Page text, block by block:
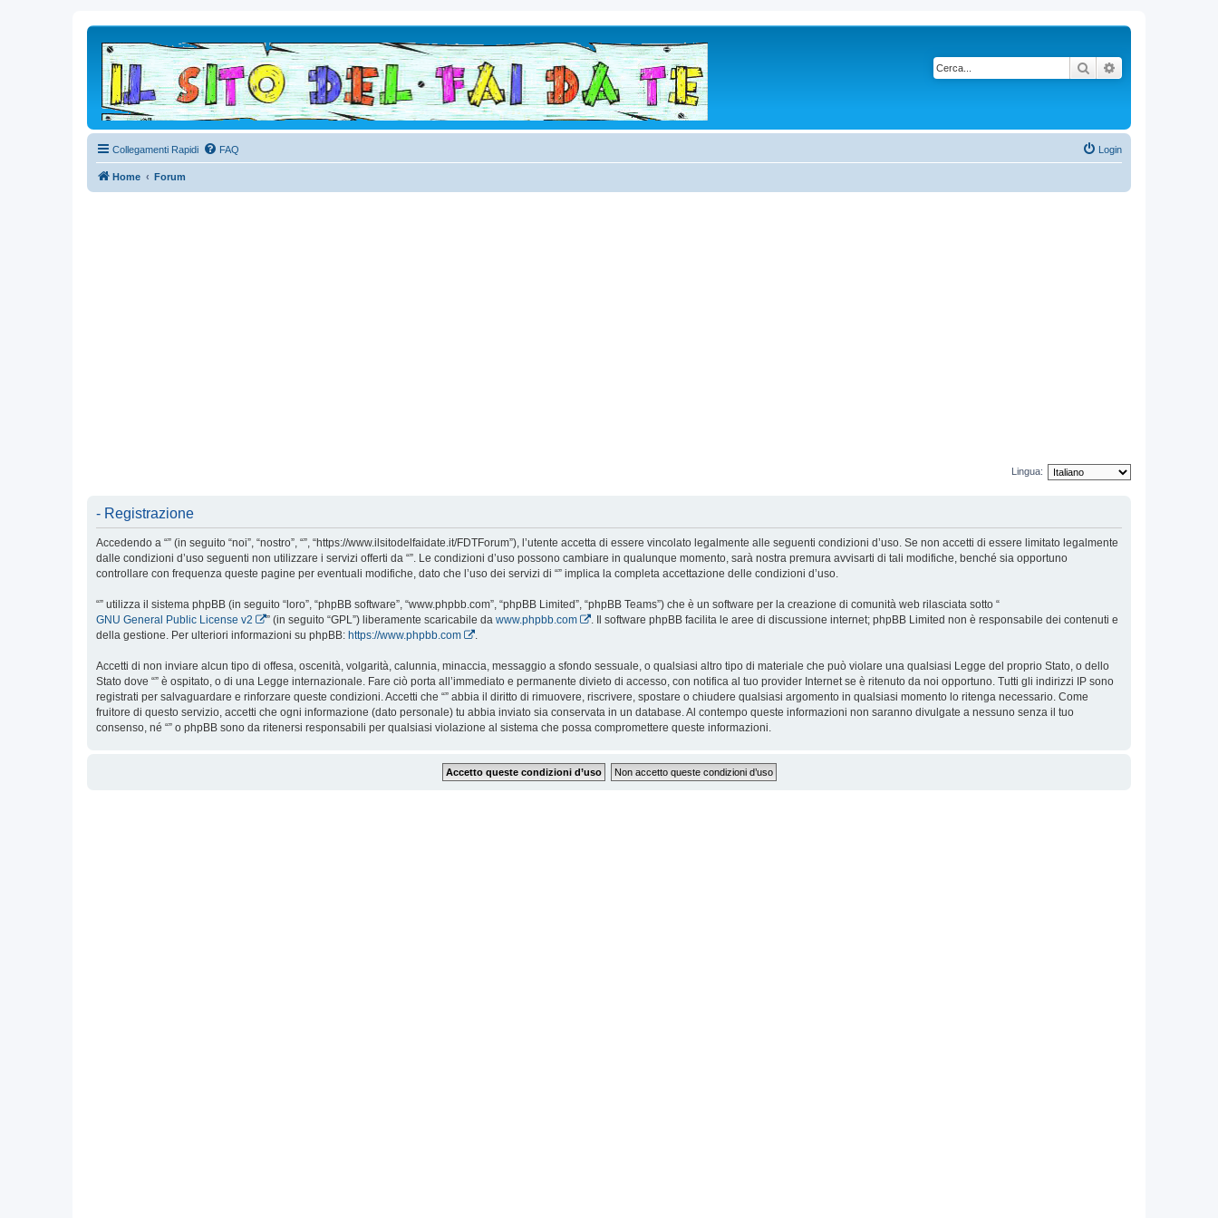
Cerca
Collegamenti Rapidi FAQ Login
Home Forum
Lingua:
- Registrazione
Accedendo a “” (in seguito “noi”, “nostro”, “”, “https://www.ilsitodelfaidate.it/FDTForum”), l’utente accetta di essere vincolato legalmente alle seguenti condizioni d’uso. Se non accetti di essere limitato legalmente
dalle condizioni d’uso seguenti non utilizzare i servizi offerti da “”. Le condizioni d’uso possono cambiare in qualunque momento, sarà nostra premura avvisarti di tali modifiche, benché sia opportuno
controllare con frequenza queste pagine per eventuali modifiche, dato che l’uso dei servizi di “” implica la completa accettazione delle condizioni d’uso.
“” utilizza il sistema phpBB (in seguito “loro”, “phpBB software”, “www.phpbb.com”, “phpBB Limited”, “phpBB Teams”) che è un software per la creazione di comunità web rilasciata sotto “
GNU General Public License v2
” (in seguito “GPL”) liberamente scaricabile da www.phpbb.com
. Il software phpBB facilita le aree di discussione internet; phpBB Limited non è responsabile dei contenuti e
della gestione. Per ulteriori informazioni su phpBB: https://www.phpbb.com .
Accetti di non inviare alcun tipo di offesa, oscenità, volgarità, calunnia, minaccia, messaggio a sfondo sessuale, o qualsiasi altro tipo di materiale che può violare una qualsiasi Legge del proprio Stato, o dello
Stato dove “” è ospitato, o di una Legge internazionale. Fare ciò porta all’immediato e permanente divieto di accesso, con notifica al tuo provider Internet se è ritenuto da noi opportuno. Tutti gli indirizzi IP sono
registrati per salvaguardare e rinforzare queste condizioni. Accetti che “” abbia il diritto di rimuovere, riscrivere, spostare o chiudere qualsiasi argomento in qualsiasi momento lo ritenga necessario. Come
fruitore di questo servizio, accetti che ogni informazione (dato personale) tu abbia inviato sia conservata in un database. Al contempo queste informazioni non saranno divulgate a nessuno senza il tuo
consenso, né “” o phpBB sono da ritenersi responsabili per qualsiasi violazione al sistema che possa compromettere queste informazioni.